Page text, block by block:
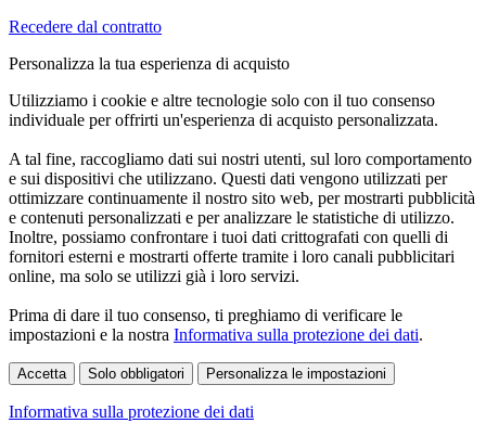
Recedere dal contratto
Personalizza la tua esperienza di acquisto
Utilizziamo i cookie e altre tecnologie solo con il tuo consenso
individuale per offrirti un'esperienza di acquisto personalizzata.
A tal fine, raccogliamo dati sui nostri utenti, sul loro comportamento
e sui dispositivi che utilizzano. Questi dati vengono utilizzati per
ottimizzare continuamente il nostro sito web, per mostrarti pubblicità
e contenuti personalizzati e per analizzare le statistiche di utilizzo.
Inoltre, possiamo confrontare i tuoi dati crittografati con quelli di
fornitori esterni e mostrarti offerte tramite i loro canali pubblicitari
online, ma solo se utilizzi già i loro servizi.
Prima di dare il tuo consenso, ti preghiamo di verificare le
impostazioni e la nostra Informativa sulla protezione dei dati.
Accetta Solo obbligatori Personalizza le impostazioni
Informativa sulla protezione dei dati